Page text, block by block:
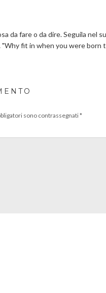
da fare o da dire. Seguila nel
fit in when you were born
sono contrassegnati*